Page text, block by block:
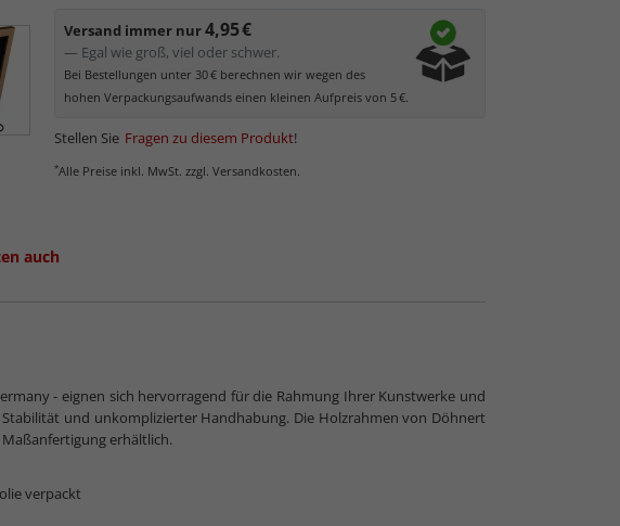
Versand immer nur4,95 €
— Egal wie groß, viel oder schwer.
Bei Bestellungen unter 30 € berechnen wir wegen des
hohen Verpackungsaufwands einen kleinen Aufpreis von 5 €.
Stellen Sie Fragen zu diesem Produkt!
*Alle Preise inkl. MwSt. zzgl. Versandkosten.
auch
- eignen sich hervorragend für die Rahmung Ihrer Kunstwerke und
und unkomplizierter Handhabung. Die Holzrahmen von Döhnert
erhältlich.
verpackt